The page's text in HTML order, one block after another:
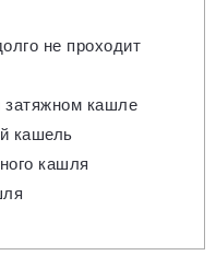
не проходит
кашле
кашель
кашля